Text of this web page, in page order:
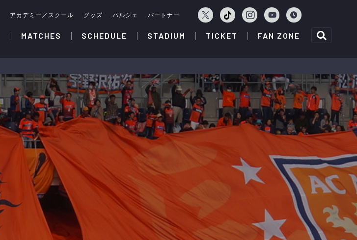
アカデミー／スクール グッズ パルシェ パートナー
MATCHES SCHEDULE STADIUM TICKET FAN ZONE